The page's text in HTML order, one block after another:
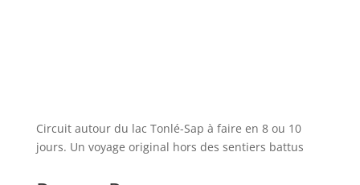
Circuit autour du lac Tonlé-Sap à faire en 8 ou 10
jours. Un voyage original hors des sentiers battus